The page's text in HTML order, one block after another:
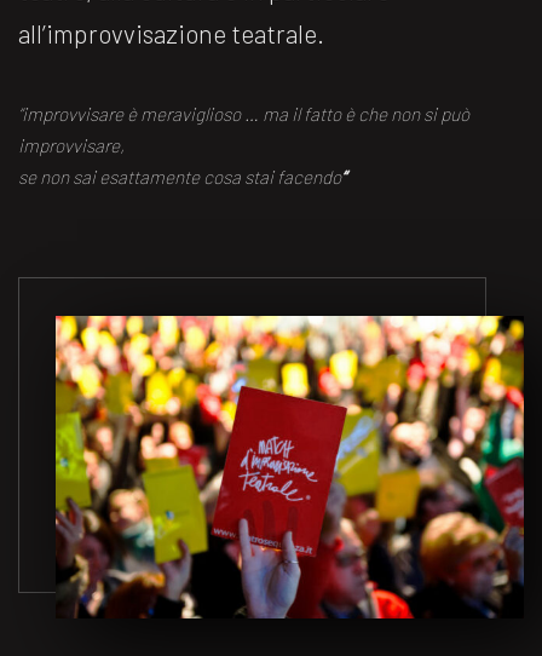
all’improvvisazione teatrale.
“improvvisare è meraviglioso … ma il fatto è che non si può
improvvisare,
se non sai esattamente cosa stai facendo“